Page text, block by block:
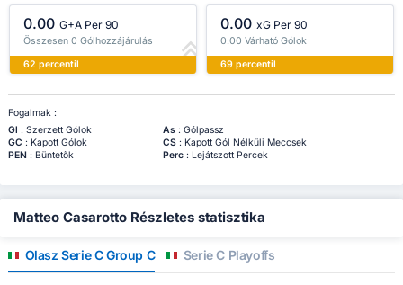
0.00 G+A Per 90
Összesen 0 Gólhozzájárulás
62 percentil
0.00 xG Per 90
0.00 Várható Gólok
69 percentil
Fogalmak :
Gl : Szerzett Gólok As: Gólpassz
GC : Kapott Gólok CS: Kapott Gól Nélküli Meccsek
PEN: Büntetők Perc: Lejátszott Percek
Matteo Casarotto Részletes statisztika
Olasz Serie C Group C Serie C Playoffs